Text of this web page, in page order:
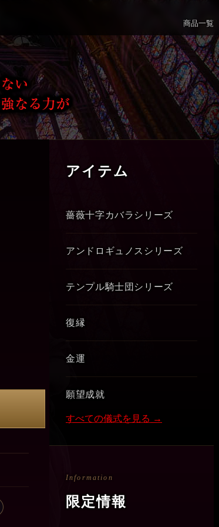
商品一覧
アイテム
薔薇十字カバラシリーズ
アンドロギュノスシリーズ
テンプル騎士団シリーズ
復縁
金運
願望成就
すべての儀式を見る →
Information
限定情報